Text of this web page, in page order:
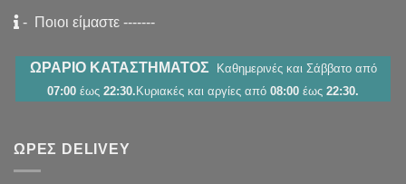
- Ποιοι είμαστε -------
ΩΡΑΡΙΟ ΚΑΤΑΣΤΗΜΑΤΟΣ
Καθημερινές και Σάββατο από
07:00 έως 22:30. Κυριακές και αργίες από 08:00 έως 22:30.
ΏΡΕΣ DELIVEY